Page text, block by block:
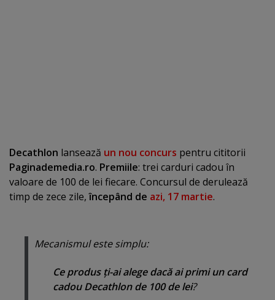
Decathlon lansează un nou concurs pentru cititorii
Paginademedia.ro. Premiile: trei carduri cadou în
valoare de 100 de lei fiecare. Concursul de derulează
timp de zece zile,începând de azi, 17 martie.
Mecanismul este simplu:
Ce produs ţi-ai alege dacă ai primi un card
cadou Decathlon de 100 de lei?